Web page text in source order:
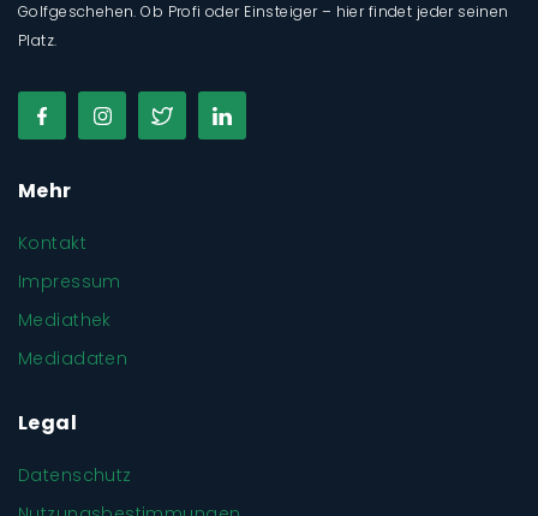
Golfgeschehen. Ob Profi oder Einsteiger – hier findet jeder seinen
Platz.
Mehr
Kontakt
Impressum
Mediathek
Mediadaten
Legal
Datenschutz